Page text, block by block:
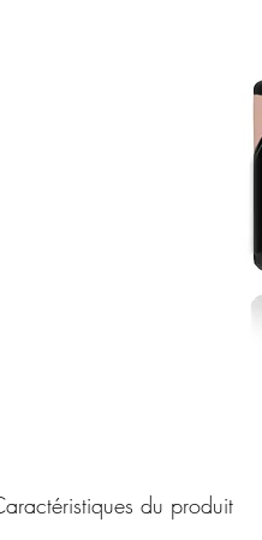
du produit